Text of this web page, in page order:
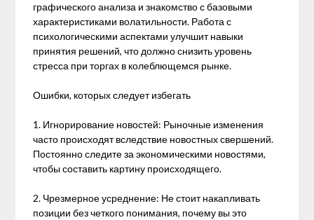
графического анализа и знакомство с базовыми
характеристиками волатильности. Работа с
психологическими аспектами улучшит навыки
принятия решений, что должно снизить уровень
стресса при торгах в колеблющемся рынке.
Ошибки, которых следует избегать
1. Игнорирование новостей: Рыночные изменения
часто происходят вследствие новостных свершений.
Постоянно следите за экономическими новостями,
чтобы составить картину происходящего.
2. Чрезмерное усреднение: Не стоит накапливать
позиции без четкого понимания, почему вы это